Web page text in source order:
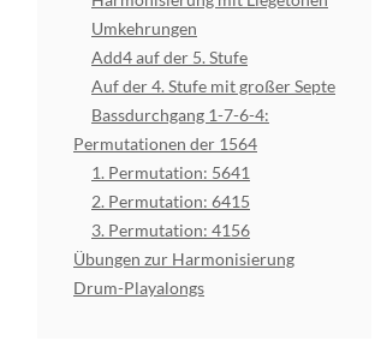
Umkehrungen
Add4 auf der 5. Stufe
Auf der 4. Stufe mit großer Septe
Bassdurchgang 1-7-6-4:
Permutationen der 1564
1. Permutation: 5641
2. Permutation: 6415
3. Permutation: 4156
Übungen zur Harmonisierung
Drum-Playalongs